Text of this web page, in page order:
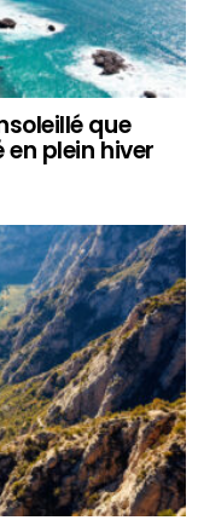
que
en plein hiver